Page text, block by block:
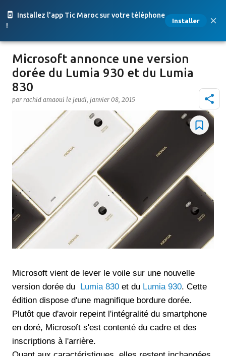
Installez l'app Tic Maroc sur votre téléphone
!
Installer
Accéder au contenu principal
Microsoft annonce une version
dorée du Lumia 930 et du Lumia
830
par rachid amaoui le jeudi, janvier 08, 2015
Microsoft vient de lever le voile sur une nouvelle
version dorée du
Lumia 830 et du Lumia 930. Cette
édition dispose d'une magnifique bordure dorée.
Plutôt que d'avoir repeint l'intégralité du smartphone
en doré, Microsoft s'est contenté du cadre et des
inscriptions à l'arrière.